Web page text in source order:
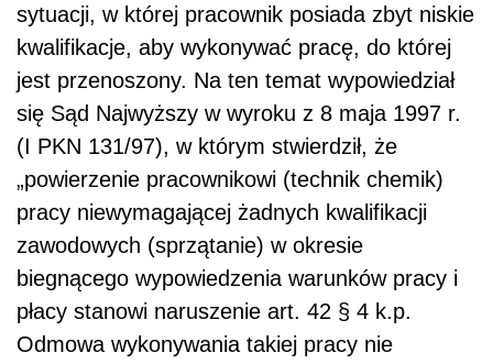
sytuacji, w której pracownik posiada zbyt niskie
kwalifikacje, aby wykonywać pracę, do której
jest przenoszony. Na ten temat wypowiedział
się Sąd Najwyższy w wyroku z 8 maja 1997 r.
(I PKN 131/97), w którym stwierdził, że
„powierzenie pracownikowi (technik chemik)
pracy niewymagającej żadnych kwalifikacji
zawodowych (sprzątanie) w okresie
biegnącego wypowiedzenia warunków pracy i
płacy stanowi naruszenie art. 42 § 4 k.p.
Odmowa wykonywania takiej pracy nie